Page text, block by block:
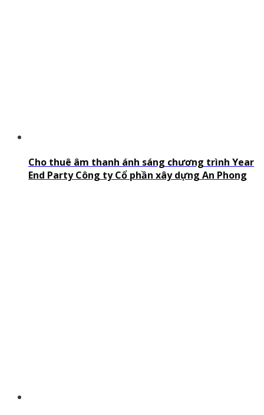
Cho thuê âm thanh ánh sáng chương trình Year
End Party Công ty Cổ phần xây dựng An Phong